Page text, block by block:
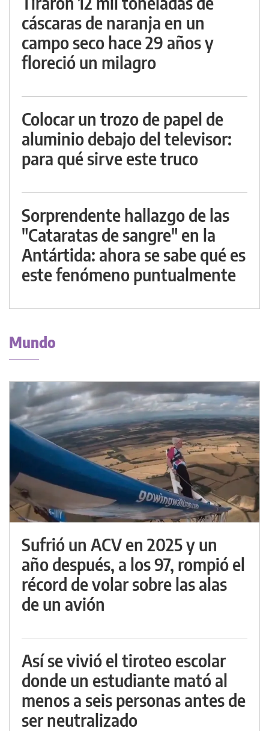
cáscaras de naranja en un
campo seco hace 29 años y
floreció un milagro
Colocar un trozo de papel de
aluminio debajo del televisor:
para qué sirve este truco
Sorprendente hallazgo de las
"Cataratas de sangre" en la
Antártida: ahora se sabe qué es
este fenómeno puntualmente
Mundo
Sufrió un ACV en 2025 y un
año después, a los 97, rompió el
récord de volar sobre las alas
de un avión
Así se vivió el tiroteo escolar
donde un estudiante mató al
menos a seis personas antes de
ser neutralizado